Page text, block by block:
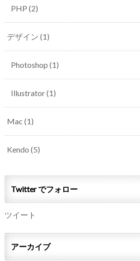
PHP (2)
デザイン (1)
Photoshop (1)
Illustrator(1)
Mac (1)
Kendo (5)
Twitter でフォロー
ツイート
アーカイブ